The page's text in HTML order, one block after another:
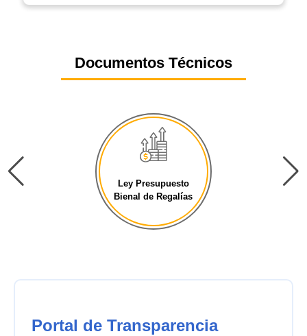
Documentos Técnicos
Ley Presupuesto
Bienal de Regalías
Portal de Transparencia